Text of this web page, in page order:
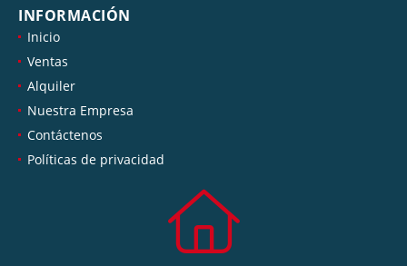
INFORMACIÓN
Inicio
Ventas
Alquiler
Nuestra Empresa
Contáctenos
Políticas de privacidad